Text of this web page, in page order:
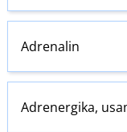
Adrenalin
Adrenergika,